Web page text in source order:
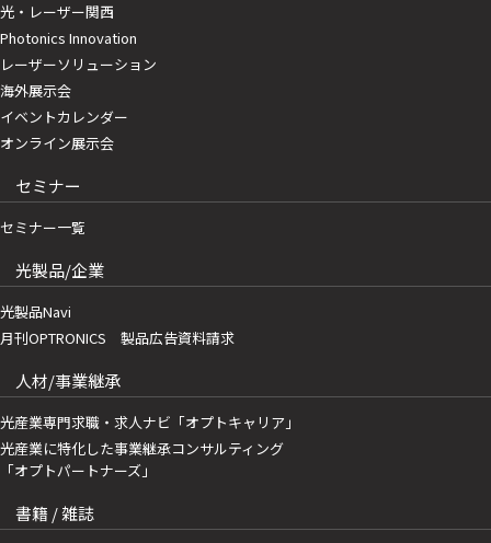
光・レーザー関西
Photonics Innovation
レーザーソリューション
海外展示会
イベントカレンダー
オンライン展示会
セミナー
セミナー一覧
光製品/企業
光製品Navi
月刊OPTRONICS 製品広告資料請求
人材/事業継承
光産業専門求職・求人ナビ「オプトキャリア」
光産業に特化した事業継承コンサルティング
「オプトパートナーズ」
書籍 / 雑誌